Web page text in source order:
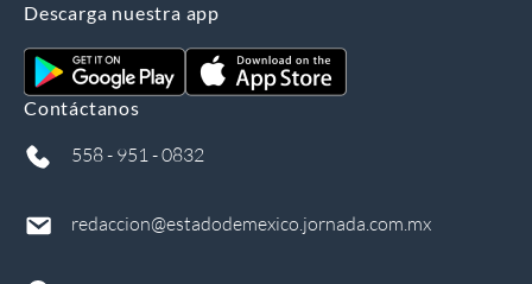
Descarga nuestra app
Contáctanos
558 - 951 - 0832
redaccion@estadodemexico.jornada.com.mx